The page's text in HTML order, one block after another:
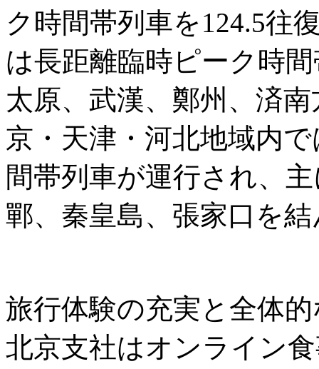
ク時間帯列車を124.5往
は長距離臨時ピーク時
太原、武漢、鄭州、済
京・天津・河北地域内
間帯列車が運行され、
鄲、秦皇島、張家口を
旅行体験の充実と全体
北京支社はオンライン